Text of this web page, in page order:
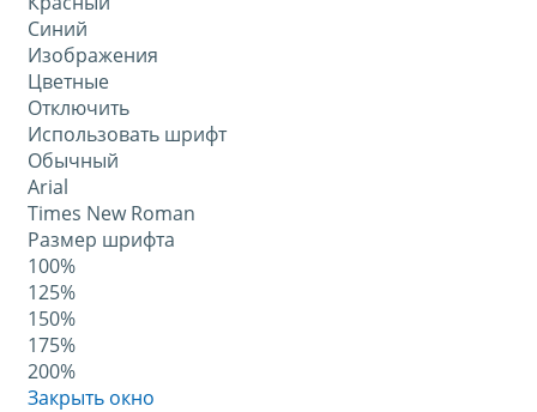
Синий
Изображения
Цветные
Отключить
Использовать шрифт
Обычный
Arial
Times New Roman
Размер шрифта
100%
125%
150%
175%
200%
Закрыть окно